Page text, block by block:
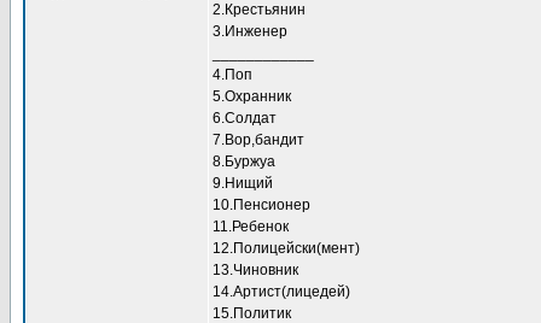
2.Крестьянин
3.Инженер
4.Поп
5.Охранник
6.Солдат
7.Вор,бандит
8.Буржуа
9.Нищий
10.Пенсионер
11.Ребенок
12.Полицейски(мент)
13.Чиновник
14.Артист(лицедей)
15.Политик